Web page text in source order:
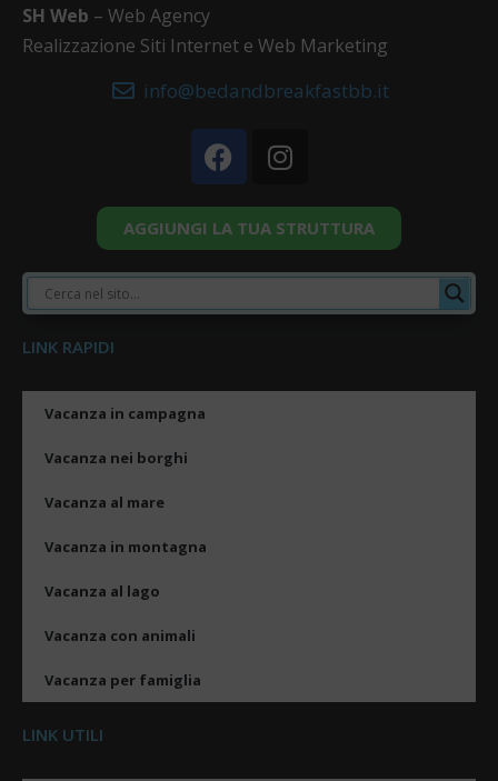
SH Web – Web Agency
Realizzazione Siti Internet e Web Marketing
info@bedandbreakfastbb.it
AGGIUNGI LA TUA STRUTTURA
LINK RAPIDI
Vacanza in campagna
Vacanza nei borghi
Vacanza al mare
Vacanza in montagna
Vacanza al lago
Vacanza con animali
Vacanza per famiglia
LINK UTILI